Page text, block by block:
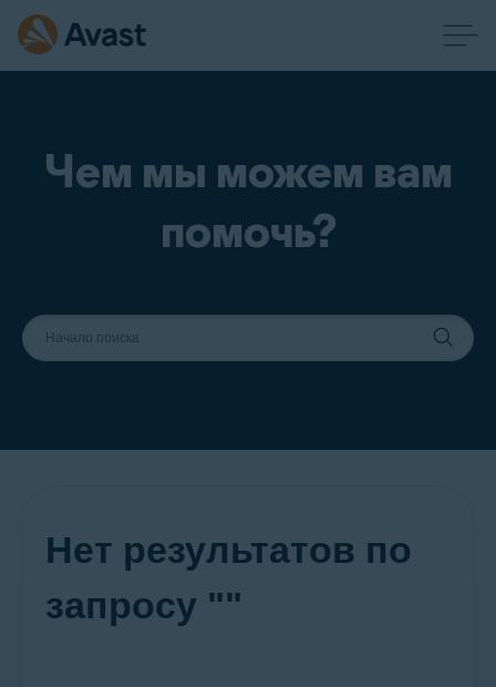
Чем мы можем вам
помочь?
Нет результатов по
запросу ""